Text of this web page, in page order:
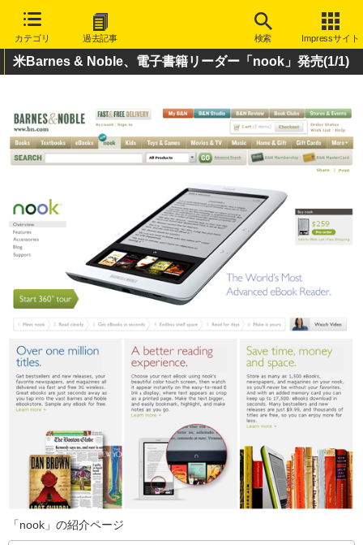
カテゴリ 過去記事 検索 Impressサイト
米Barnes & Noble、電子書籍リーダー「nook」発売(1/1)
「nook」の紹介ページ